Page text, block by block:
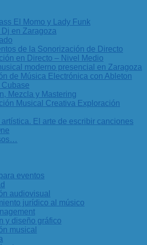
El Momo y Lady Funk
en Zaragoza
de la Sonorización de Directo
en Directo – Nivel Medio
moderno presencial en Zaragoza
de Música Electrónica con Ableton
Mezcla y Mastering
Musical Creativa Exploración
El arte de escribir canciones
eventos
audiovisual
jurídico al músico
y diseño gráfico
musical